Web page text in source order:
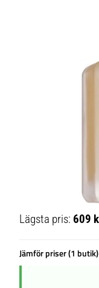
Lägsta pris: 609
Jämför priser (1 butik)